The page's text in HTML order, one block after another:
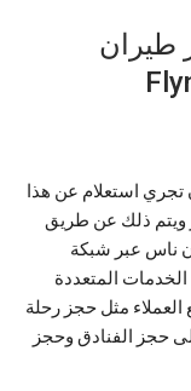
طيران
استعلام عن هذا
ويتم ذلك عن طريق
ناس عبر شبكة
المتعددة
العملاء مثل حجز رحلة
حجز الفنادق وحجز